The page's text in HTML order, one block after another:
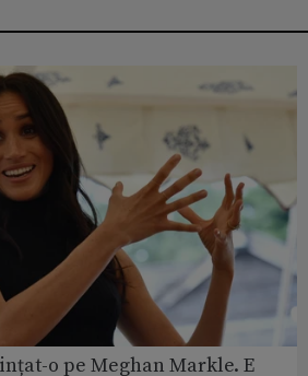
o pe Meghan Markle. E